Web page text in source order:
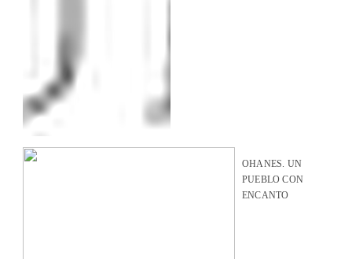
OHANES. UN
PUEBLO CON
ENCANTO